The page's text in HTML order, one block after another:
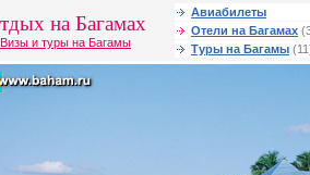
на Багамах
Визы и туры на Багамы
Авиабилеты
Отели на Багамах
Туры на Багамы